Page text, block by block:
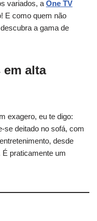
variados, a One TV
E como quem não
a gama de
em alta
exagero, eu te digo:
se deitado no sofá, com
desde
praticamente um